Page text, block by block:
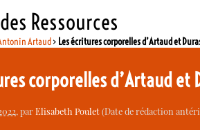
Ressources
Artaud> Les écritures corporelles d’Artaud et
corporelles d’Artaud et
, parElisabeth Poulet(Date de rédaction